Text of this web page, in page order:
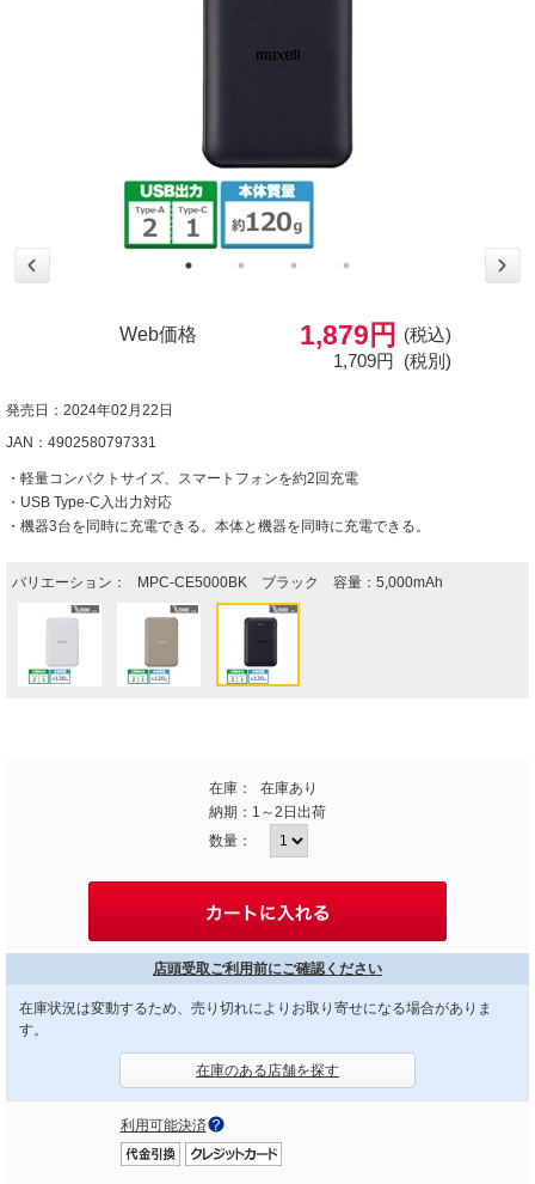
Web価格 1,879円
(税込)
1,709円 (税別)
発売日：2024年02月22日
JAN：4902580797331
・軽量コンパクトサイズ、スマートフォンを約2回充電
・USB Type-C入出力対応
・機器3台を同時に充電できる。本体と機器を同時に充電できる。
バリエーション： MPC-CE5000BK ブラック 容量：5,000mAh
在庫：
在庫あり
納期： 1～2日出荷
数量：
店頭受取ご利用前にご確認ください
在庫状況は変動するため、売り切れによりお取り寄せになる場合がありま
す。
在庫のある店舗を探す
利用可能決済